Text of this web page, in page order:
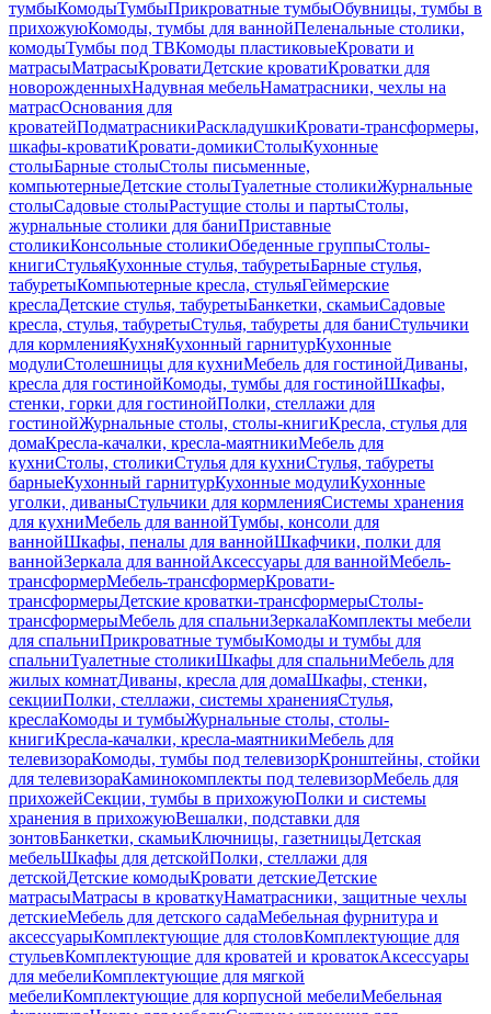
тумбыКомодыТумбыПрикроватные тумбыОбувницы, тумбы в
прихожуюКомоды, тумбы для ваннойПеленальные столики,
комодыТумбы под ТВКомоды пластиковыеКровати и
матрасыМатрасыКроватиДетские кроватиКроватки для
новорожденныхНадувная мебельНаматрасники, чехлы на
матрасОснования для
кроватейПодматрасникиРаскладушкиКровати-трансформеры,
шкафы-кроватиКровати-домикиСтолыКухонные
столыБарные столыСтолы письменные,
компьютерныеДетские столыТуалетные столикиЖурнальные
столыСадовые столыРастущие столы и партыСтолы,
журнальные столики для баниПриставные
столикиКонсольные столикиОбеденные группыСтолы-
книгиСтульяКухонные стулья, табуретыБарные стулья,
табуретыКомпьютерные кресла, стульяГеймерские
креслаДетские стулья, табуретыБанкетки, скамьиСадовые
кресла, стулья, табуретыСтулья, табуреты для баниСтульчики
для кормленияКухняКухонный гарнитурКухонные
модулиСтолешницы для кухниМебель для гостинойДиваны,
кресла для гостинойКомоды, тумбы для гостинойШкафы,
стенки, горки для гостинойПолки, стеллажи для
гостинойЖурнальные столы, столы-книгиКресла, стулья для
домаКресла-качалки, кресла-маятникиМебель для
кухниСтолы, столикиСтулья для кухниСтулья, табуреты
барныеКухонный гарнитурКухонные модулиКухонные
уголки, диваныСтульчики для кормленияСистемы хранения
для кухниМебель для ваннойТумбы, консоли для
ваннойШкафы, пеналы для ваннойШкафчики, полки для
ваннойЗеркала для ваннойАксессуары для ваннойМебель-
трансформерМебель-трансформерКровати-
трансформерыДетские кроватки-трансформерыСтолы-
трансформерыМебель для спальниЗеркалаКомплекты мебели
для спальниПрикроватные тумбыКомоды и тумбы для
спальниТуалетные столикиШкафы для спальниМебель для
жилых комнатДиваны, кресла для домаШкафы, стенки,
секцииПолки, стеллажи, системы храненияСтулья,
креслаКомоды и тумбыЖурнальные столы, столы-
книгиКресла-качалки, кресла-маятникиМебель для
телевизораКомоды, тумбы под телевизорКронштейны, стойки
для телевизораКаминокомплекты под телевизорМебель для
прихожейСекции, тумбы в прихожуюПолки и системы
хранения в прихожуюВешалки, подставки для
зонтовБанкетки, скамьиКлючницы, газетницыДетская
мебельШкафы для детскойПолки, стеллажи для
детскойДетские комодыКровати детскиеДетские
матрасыМатрасы в кроваткуНаматрасники, защитные чехлы
детскиеМебель для детского садаМебельная фурнитура и
аксессуарыКомплектующие для столовКомплектующие для
стульевКомплектующие для кроватей и кроватокАксессуары
для мебелиКомплектующие для мягкой
мебелиКомплектующие для корпусной мебелиМебельная